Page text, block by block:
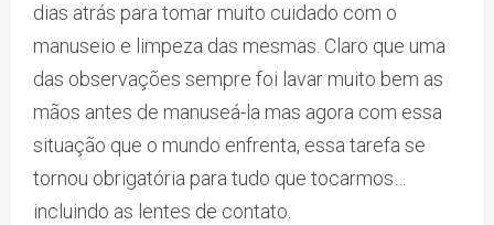
dias atrás para tomar muito cuidado com o
manuseio e limpeza das mesmas. Claro que uma
das observações sempre foi lavar muito bem as
mãos antes de manuseá-la mas agora com essa
situação que o mundo enfrenta, essa tarefa se
tornou obrigatória para tudo que tocarmos…
incluindo as lentes de contato.